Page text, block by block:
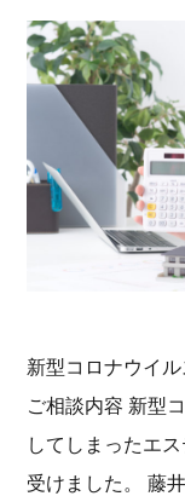
新型コロナウイ
ご相談内容 新型
してしまったエ
受けました。 藤